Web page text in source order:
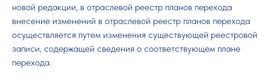
новой редакции, в отраслевой реестр планов перехода
внесение изменений в отраслевой реестр планов перехода
осуществляется путем изменения существующей реестровой
записи, содержащей сведения о соответствующем плане
перехода.